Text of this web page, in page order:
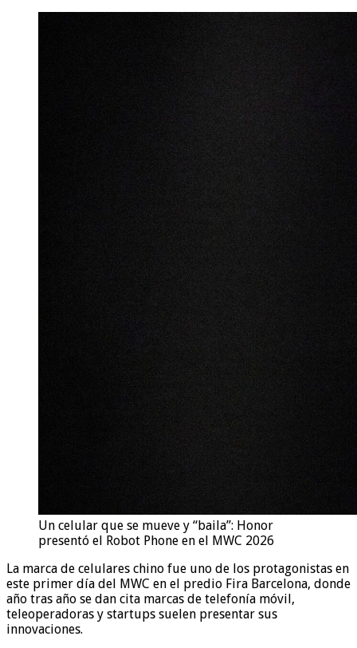
Un celular que se mueve y “baila”: Honor
presentó el Robot Phone en el MWC 2026
La marca de celulares chino fue uno de los protagonistas en
este primer día del MWC en el predio Fira Barcelona, donde
año tras año se dan cita marcas de telefonía móvil,
teleoperadoras y startups suelen presentar sus
innovaciones.